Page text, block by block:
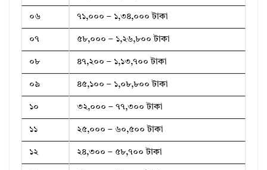
০৬ ৭১,০০০ – ১,৩৪,০০০ টাকা
০৭ ৫৮,০০০ – ১,২৬,৮০০ টাকা
০৮ ৪৭,২০০ – ১,১৩,৭০০ টাকা
০৯ ৪৫,১০০ – ১,০৮,৮০০ টাকা
১০ ৩২,০০০ – ৭৭,৩০০ টাকা
১১ ২৫,০০০ – ৬০,৫০০ টাকা
১২ ২৪,৩০০ – ৫৮,৭০০ টাকা